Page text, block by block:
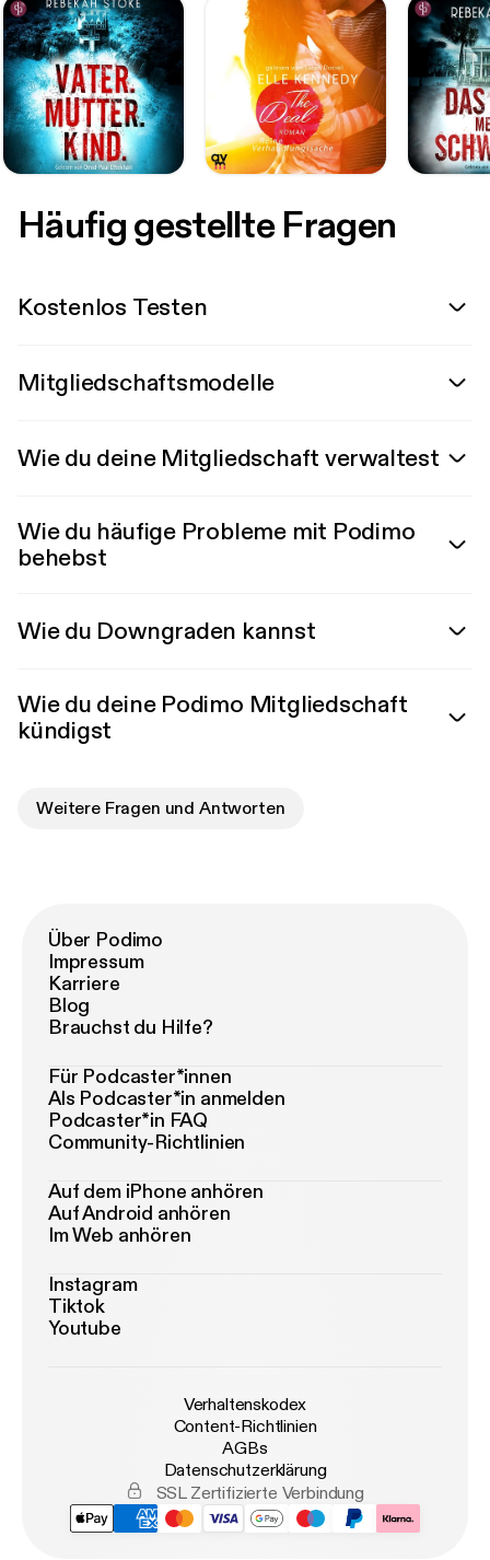
Häufig gestellte Fragen
Kostenlos Testen
Mitgliedschaftsmodelle
Wie du deine Mitgliedschaft verwaltest
Wie du häufige Probleme mit Podimo
behebst
Wie du Downgraden kannst
Wie du deine Podimo Mitgliedschaft
kündigst
Weitere Fragen und Antworten
Über Podimo
Impressum
Karriere
Blog
Brauchst du Hilfe?
Für Podcaster*innen
Als Podcaster*in anmelden
Podcaster*in FAQ
Community-Richtlinien
Auf dem iPhone anhören
Auf Android anhören
Im Web anhören
Instagram
Tiktok
Youtube
Verhaltenskodex
Content-Richtlinien
AGBs
Datenschutzerklärung
SSL Zertifizierte Verbindung